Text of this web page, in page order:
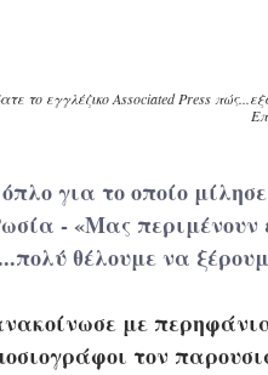
το εγγλέζικο Associated Press
για το οποίο
- «Μας περιμένουν
θέλουμε να
με περηφάνια
τον